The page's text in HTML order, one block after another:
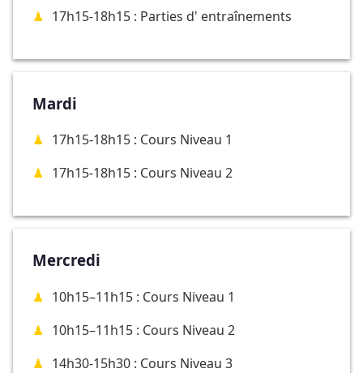
17h15-18h15 : Parties d' entraînements
Mardi
17h15-18h15 : Cours Niveau 1
17h15-18h15 : Cours Niveau 2
Mercredi
10h15–11h15 : Cours Niveau 1
10h15–11h15 : Cours Niveau 2
14h30-15h30 : Cours Niveau 3